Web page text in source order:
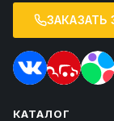
ЗАКАЗАТЬ
КАТАЛОГ